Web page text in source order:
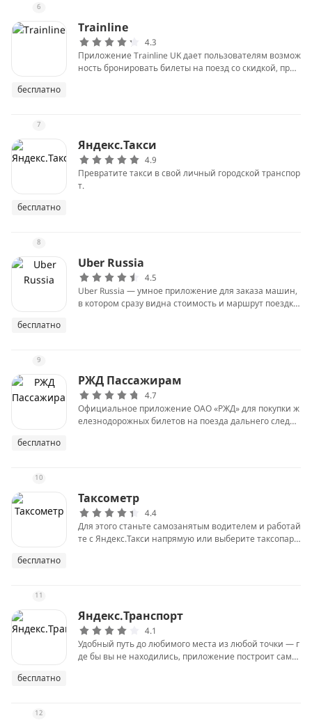
6
бесплатно
Trainline
4.3
Приложение Trainline UK дает пользователям возмож
ность бронировать билеты на поезд со скидкой, прос
7
бесплатно
Яндекс.Такси
4.9
Превратите такси в свой личный городской транспор
т.
8
бесплатно
Uber Russia
4.5
Uber Russia — умное приложение для заказа машин,
в котором сразу видна стоимость и маршрут поездки.
9
бесплатно
РЖД Пассажирам
4.7
Официальное приложение ОАО «РЖД» для покупки ж
елезнодорожных билетов на поезда дальнего следов
10
бесплатно
Таксометр
4.4
Для этого станьте самозанятым водителем и работай
те с Яндекс.Такси напрямую или выберите таксопарк,
11
бесплатно
Яндекс.Транспорт
4.1
Удобный путь до любимого места из любой точки — г
де бы вы не находились, приложение построит самы
12